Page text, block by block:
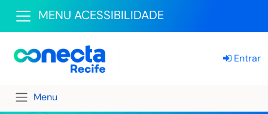
MENU ACESSIBILIDADE
Entrar
Menu